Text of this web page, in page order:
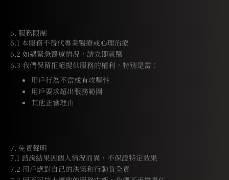
6. 服務限制
6.1 本服務不替代專業醫療或心理治療
6.2 如遇緊急醫療情況，請立即就醫
6.3 我們保留拒絕提供服務的權利，特別是當：
用戶行為不當或有攻擊性
用戶要求超出服務範圍
其他正當理由
7. 免責聲明
7.1 諮詢結果因個人情況而異，不保證特定效果
7.2 用戶應對自己的決策和行動負全責